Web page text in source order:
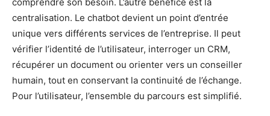
centralisation. Le chatbot devient un point d’entrée
unique vers différents services de l’entreprise. Il peut
vérifier l’identité de l’utilisateur, interroger un CRM,
récupérer un document ou orienter vers un conseiller
humain, tout en conservant la continuité de l’échange.
Pour l’utilisateur, l’ensemble du parcours est simplifié.